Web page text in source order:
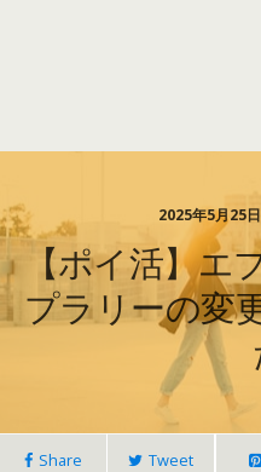
2025年5月25
【ポイ活】
プラリーの変
Share Tweet